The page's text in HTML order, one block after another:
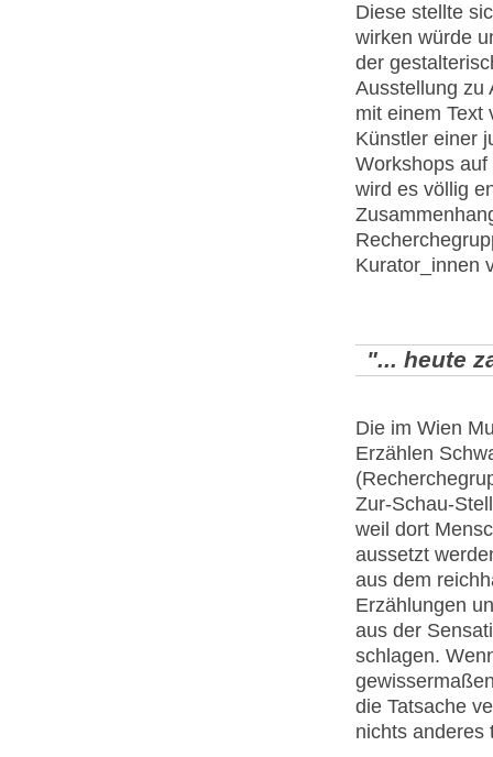
Diese stellte
wirken würde
der
Ausstellung zu
mit einem
Künstler einer
Workshops
wird es völlig
Kurator_innen
"... heute
Die im Wien
Erzählen
Zur-Schau-
weil dort
aussetzt
aus dem
Erzählungen
aus der
schlagen.
die Tatsache
nichts anderes